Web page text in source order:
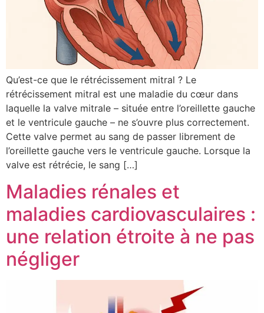
Qu’est-ce que le rétrécissement mitral ? Le
rétrécissement mitral est une maladie du cœur dans
laquelle la valve mitrale – située entre l’oreillette gauche
et le ventricule gauche – ne s’ouvre plus correctement.
Cette valve permet au sang de passer librement de
l’oreillette gauche vers le ventricule gauche. Lorsque la
valve est rétrécie, le sang […]
Maladies rénales et
maladies cardiovasculaires :
une relation étroite à ne pas
négliger